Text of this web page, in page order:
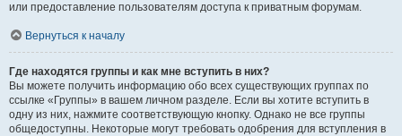
или предоставление пользователям доступа к приватным форумам.
Вернуться к началу
Где находятся группы и как мне вступить в них?
Вы можете получить информацию обо всех существующих группах по
ссылке «Группы» в вашем личном разделе. Если вы хотите вступить в
одну из них, нажмите соответствующую кнопку. Однако не все группы
общедоступны. Некоторые могут требовать одобрения для вступления в